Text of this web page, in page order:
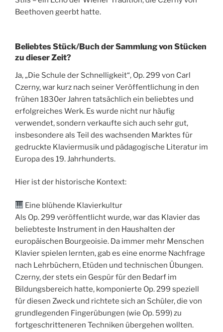
Beethoven geerbt hatte.
Beliebtes Stück/Buch der Sammlung von Stücken
zu dieser Zeit?
Ja, „Die Schule der Schnelligkeit“, Op. 299 von Carl
Czerny, war kurz nach seiner Veröffentlichung in den
frühen 1830er Jahren tatsächlich ein beliebtes und
erfolgreiches Werk. Es wurde nicht nur häufig
verwendet, sondern verkaufte sich auch sehr gut,
insbesondere als Teil des wachsenden Marktes für
gedruckte Klaviermusik und pädagogische Literatur im
Europa des 19. Jahrhunderts.
Hier ist der historische Kontext:
Eine blühende Klavierkultur
Als Op. 299 veröffentlicht wurde, war das Klavier das
beliebteste Instrument in den Haushalten der
europäischen Bourgeoisie. Da immer mehr Menschen
Klavier spielen lernten, gab es eine enorme Nachfrage
nach Lehrbüchern, Etüden und technischen Übungen.
Czerny, der stets ein Gespür für den Bedarf im
Bildungsbereich hatte, komponierte Op. 299 speziell
für diesen Zweck und richtete sich an Schüler, die von
grundlegenden Fingerübungen (wie Op. 599) zu
fortgeschritteneren Techniken übergehen wollten.